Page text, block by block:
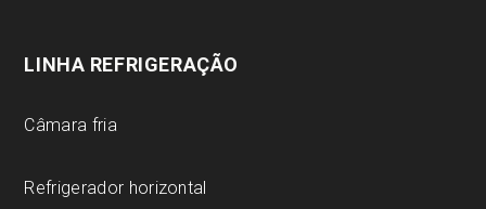
LINHA REFRIGERAÇÃO
Câmara fria
Refrigerador horizontal